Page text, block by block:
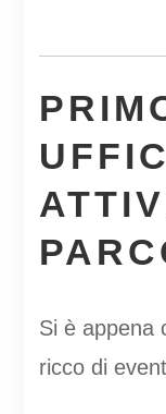
Si è appena
ricco di